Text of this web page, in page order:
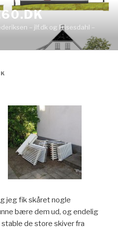
– jlf.dk og Frisesdahl –
jeg fik skåret nogle
bære dem ud, og endelig
de store skiver fra